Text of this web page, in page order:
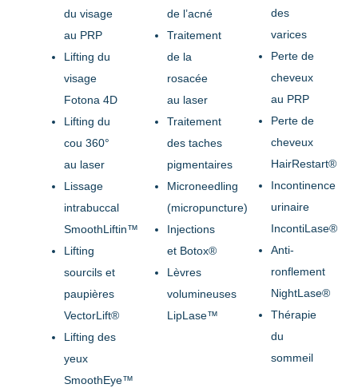
du visage
au PRP
Lifting du
visage
Fotona 4D
Lifting du
cou 360°
au laser
Lissage
intrabuccal
SmoothLiftin™
Lifting
sourcils et
paupières
VectorLift®
Lifting des
yeux
SmoothEye™
de l’acné
Traitement
de la
rosacée
au laser
Traitement
des taches
pigmentaires
Microneedling
(micropuncture)
Injections
et Botox®
Lèvres
volumineuses
LipLase™
des
varices
Perte de
cheveux
au PRP
Perte de
cheveux
HairRestart®
Incontinence
urinaire
IncontiLase®
Anti-
ronflement
NightLase®
Thérapie
du
sommeil